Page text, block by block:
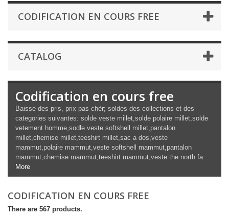
CODIFICATION EN COURS FREE
CATALOG
Codification en cours free
Baisse des pris, prix pas chèr; soldes des collections et des
categories suivantes: solde veste millet,solde polaire millet,solde
vetement homme,sodle veste softshell millet,pantalon
millet,chemise millet,teeshirt millet,sac a dos,veste
mammut,polaire mammut,veste softshell mammut,pantalon
mammut,chemise mammut,teeshirt mammut,veste the north fa...
More
CODIFICATION EN COURS FREE
There are 567 products.